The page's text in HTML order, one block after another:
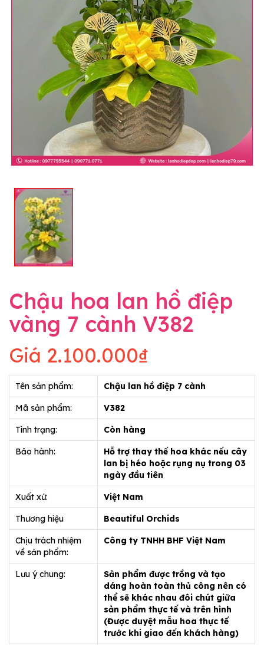
Chậu hoa lan hồ điệp
vàng 7 cành V382
Giá 2.100.000₫
Tên sản phẩm: Chậu lan hồ điệp 7 cành
Mã sản phẩm: V382
Tình trạng: Còn hàng
Bảo hành:
Hỗ trợ thay thế hoa khác nếu cây
lan bị héo hoặc rụng nụ trong 03
ngày đầu tiên
Xuất xứ: Việt Nam
Thương hiệu Beautiful Orchids
Chịu trách nhiệm
về sản phẩm:
Công ty TNHH BHF Việt Nam
Lưu ý chung:
Sản phẩm được trồng và tạo
dáng hoàn toàn thủ công nên có
thể sẽ khác nhau đôi chút giữa
sản phẩm thực tế và trên hình
(Được duyệt mẫu hoa thực tế
trước khi giao đến khách hàng)